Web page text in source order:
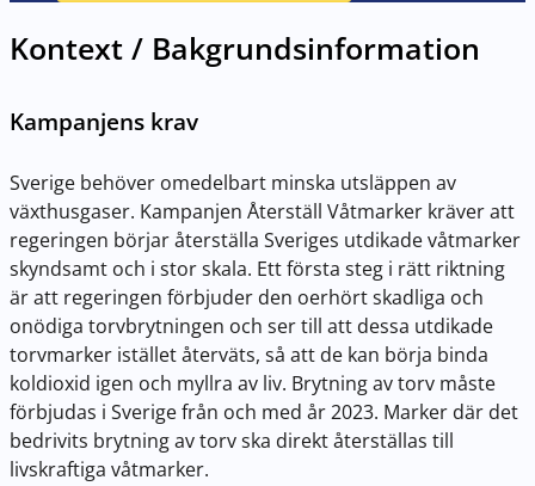
Kontext / Bakgrundsinformation
Kampanjens krav
Sverige behöver omedelbart minska utsläppen av
växthusgaser. Kampanjen Återställ Våtmarker kräver att
regeringen börjar återställa Sveriges utdikade våtmarker
skyndsamt och i stor skala. Ett första steg i rätt riktning
är att regeringen förbjuder den oerhört skadliga och
onödiga torvbrytningen och ser till att dessa utdikade
torvmarker istället återväts, så att de kan börja binda
koldioxid igen och myllra av liv. Brytning av torv måste
förbjudas i Sverige från och med år 2023. Marker där det
bedrivits brytning av torv ska direkt återställas till
livskraftiga våtmarker.